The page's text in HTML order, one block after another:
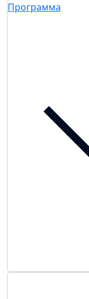
Программа